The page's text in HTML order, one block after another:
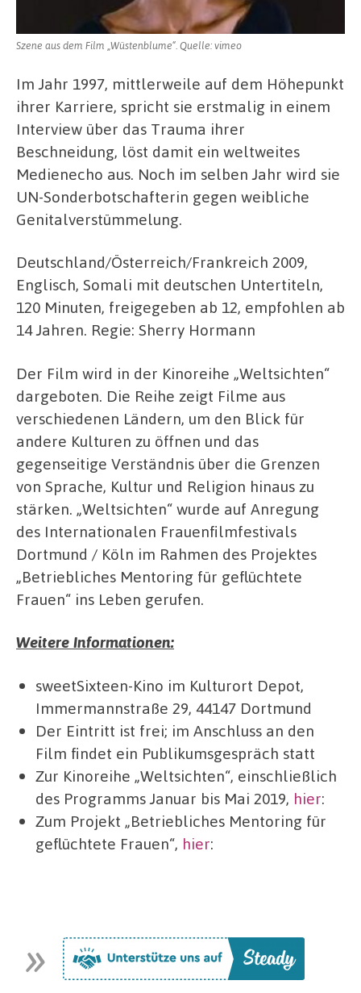
Szene aus dem Film „Wüstenblume“. Quelle: vimeo
Im Jahr 1997, mittlerweile auf dem Höhepunkt
ihrer Karriere, spricht sie erstmalig in einem
Interview über das Trauma ihrer
Beschneidung, löst damit ein weltweites
Medienecho aus. Noch im selben Jahr wird sie
UN-Sonderbotschafterin gegen weibliche
Genitalverstümmelung.
Deutschland/Österreich/Frankreich 2009,
Englisch, Somali mit deutschen Untertiteln,
120 Minuten, freigegeben ab 12, empfohlen ab
14 Jahren. Regie: Sherry Hormann
Der Film wird in der Kinoreihe „Weltsichten“
dargeboten. Die Reihe zeigt Filme aus
verschiedenen Ländern, um den Blick für
andere Kulturen zu öffnen und das
gegenseitige Verständnis über die Grenzen
von Sprache, Kultur und Religion hinaus zu
stärken. „Weltsichten“ wurde auf Anregung
des Internationalen Frauenfilmfestivals
Dortmund / Köln im Rahmen des Projektes
„Betriebliches Mentoring für geflüchtete
Frauen“ ins Leben gerufen.
Weitere Informationen:
sweetSixteen-Kino im Kulturort Depot,
Immermannstraße 29, 44147 Dortmund
Der Eintritt ist frei; im Anschluss an den
Film findet ein Publikumsgespräch statt
Zur Kinoreihe „Weltsichten“, einschließlich
des Programms Januar bis Mai 2019, hier:
Zum Projekt „Betriebliches Mentoring für
geflüchtete Frauen“, hier: